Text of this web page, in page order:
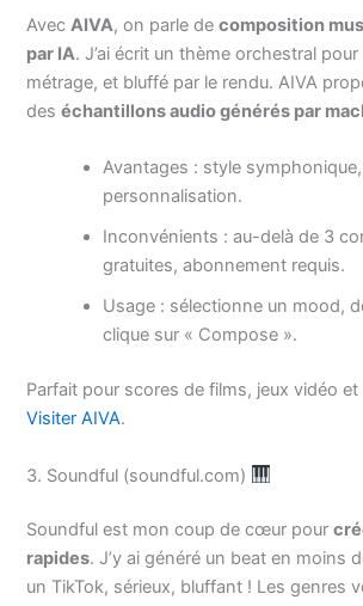
AvecAIVA, on parle decomposition
par IA. J’ai écrit un thème orchestral
métrage, et bluffé par le rendu. AIVA
deséchantillons audio générés par
Avantages : style
personnalisation.
Inconvénients : au-delà de 3
gratuites, abonnement requis.
Usage : sélectionne un mood,
clique sur « Compose ».
Parfait pour scores de films, jeux vidéo
Visiter AIVA.
3. Soundful (soundful.com)
Soundful est mon coup de cœur pour
rapides. J’y ai généré un beat en moins
un TikTok, sérieux, bluffant ! Les genres